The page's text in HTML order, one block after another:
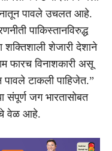
पावले उचलत आहे.
पाकिस्तानविरुद्ध
शक्तिशाली शेजारी देशाने
फारच विनाशकारी असू
टाकली पाहिजेत.”
संपूर्ण जग भारतासोबत
वेळ आहे.